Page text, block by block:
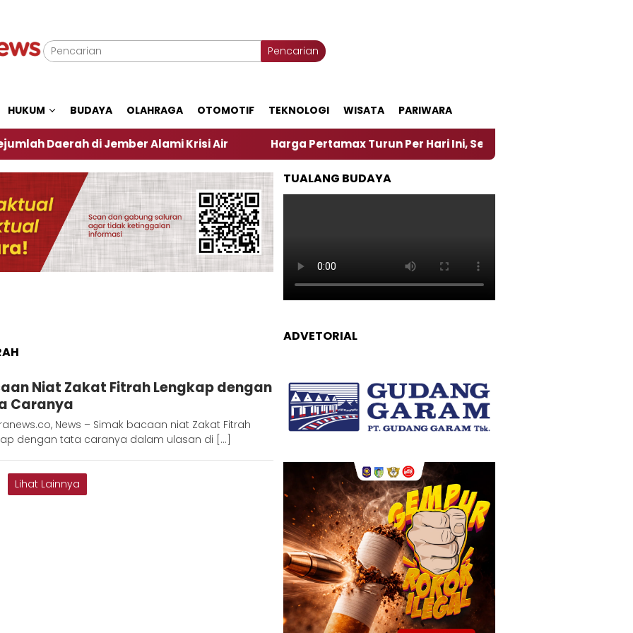
Pencarian
HUKUM BUDAYA OLAHRAGA OTOMOTIF TEKNOLOGI WISATA PARIWARA
di Jember Alami Krisi Air Harga Pertamax Turun Per Hari Ini, Segini Harganya
Niat Zakat Fitrah Lengkap dengan
Caranya
News – Simak bacaan niat Zakat Fitrah
dengan tata caranya dalam ulasan di […]
Lihat Lainnya
TUALANG BUDAYA
ADVETORIAL